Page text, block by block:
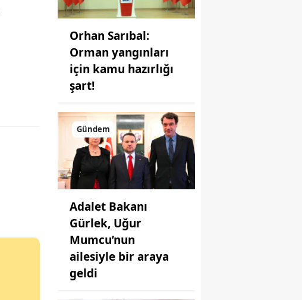
Orhan Sarıbal:
Orman yangınları
için kamu hazırlığı
şart!
Gündem
Adalet Bakanı
Gürlek, Uğur
Mumcu’nun
ailesiyle bir araya
geldi